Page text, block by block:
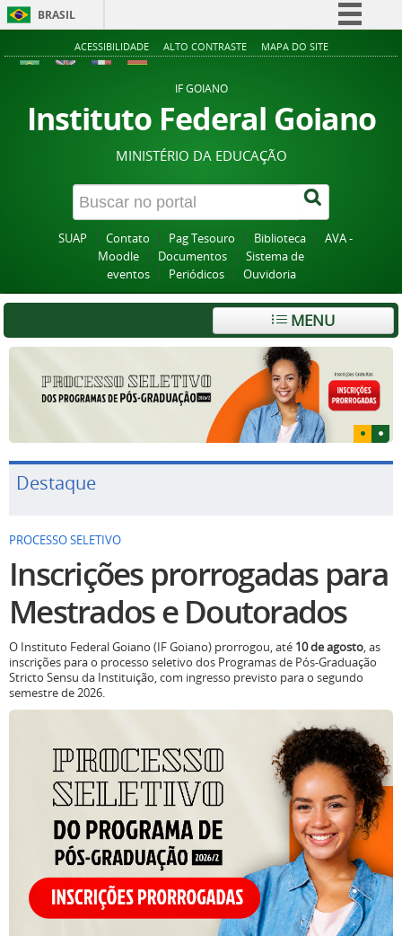
BRASIL
Simplifique!
Acesso à informação
Legislação
Canais
ACESSIBILIDADE ALTO CONTRASTE MAPA DO SITE
IF GOIANO
Instituto Federal Goiano
MINISTÉRIO DA EDUCAÇÃO
SUAP Contato Pag Tesouro Biblioteca
AVA -
Moodle
Documentos
Sistema de
eventos
Periódicos Ouvidoria
MENU
Destaque
PROCESSO SELETIVO
Inscrições prorrogadas para
Mestrados e Doutorados
O Instituto Federal Goiano (IF Goiano) prorrogou, até 10 de agosto, as
inscrições para o processo seletivo dos Programas de Pós-Graduação
Stricto Sensu da Instituição, com ingresso previsto para o segundo
semestre de 2026.